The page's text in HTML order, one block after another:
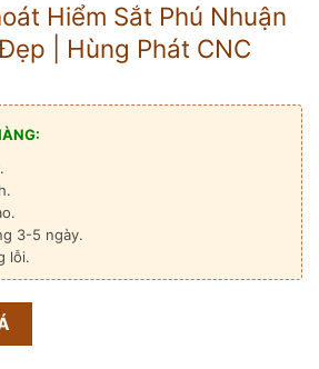
Hiểm Sắt Phú Nhuận
| Hùng Phát CNC
3-5 ngày.
lỗi.